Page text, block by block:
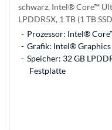
schwarz, Intel® Core™
LPDDR5X, 1 TB (1 TB
Prozessor: Intel®
Grafik: Intel® Graphics
Speicher: 32 GB
Festplatte